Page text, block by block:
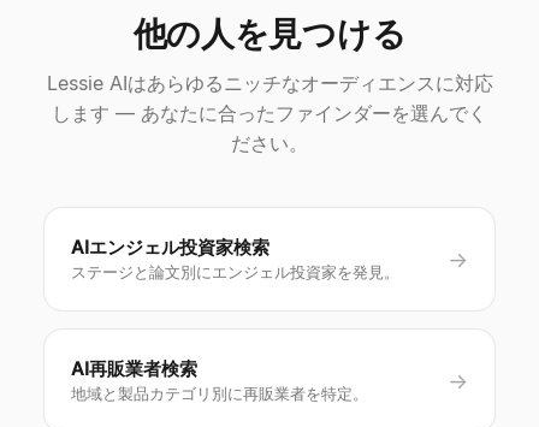
他の人を見つける
Lessie AIはあらゆるニッチなオーディエンスに対応
します — あなたに合ったファインダーを選んでく
ださい。
AIエンジェル投資家検索
ステージと論文別にエンジェル投資家を発見。
→
AI再販業者検索
地域と製品カテゴリ別に再販業者を特定。
→